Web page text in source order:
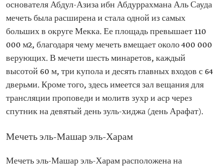
основателя Абдул-Азиза ибн Абдуррахмана Аль Сауда
мечеть была расширена и стала одной из самых
больших в округе Мекка. Ее площадь превышает 110
000 м2, благодаря чему мечеть вмещает около 400 000
верующих. В мечети шесть минаретов, каждый
высотой 60 м, три купола и десять главных входов с 64
дверьми. Кроме того, здесь имеется зал вещания для
трансляции проповеди и молитв зухр и аср через
спутник на девятый день зуль-хиджа (день Арафат).
Мечеть эль-Машар эль-Харам
Мечеть эль-Машар эль-Харам расположена на